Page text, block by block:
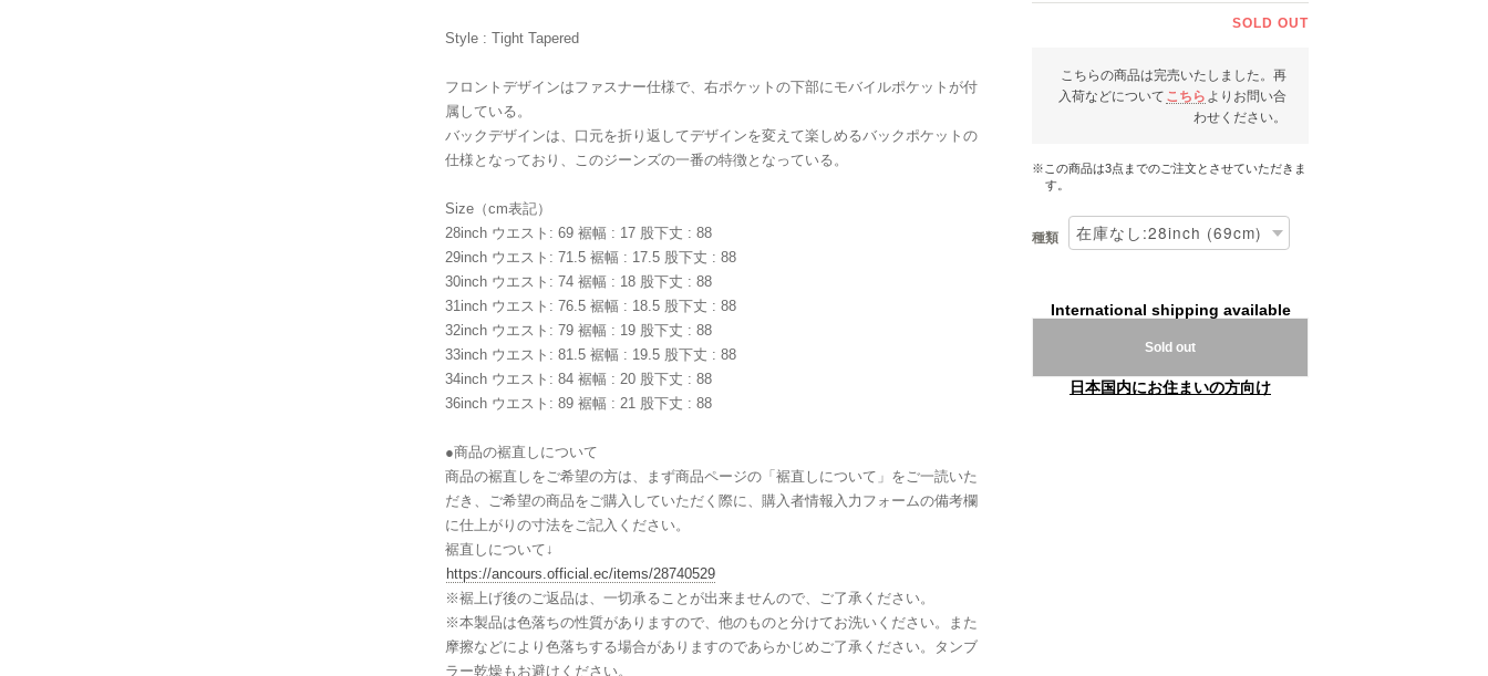
Style : Tight Tapered
フロントデザインはファスナー仕様で、右ポケットの下部にモバイルポケットが付
属している。
バックデザインは、口元を折り返してデザインを変えて楽しめるバックポケットの
仕様となっており、このジーンズの一番の特徴となっている。
Size（cm表記）
28inch ウエスト: 69 裾幅 : 17 股下丈 : 88
29inch ウエスト: 71.5 裾幅 : 17.5 股下丈 : 88
30inch ウエスト: 74 裾幅 : 18 股下丈 : 88
31inch ウエスト: 76.5 裾幅 : 18.5 股下丈 : 88
32inch ウエスト: 79 裾幅 : 19 股下丈 : 88
33inch ウエスト: 81.5 裾幅 : 19.5 股下丈 : 88
34inch ウエスト: 84 裾幅 : 20 股下丈 : 88
36inch ウエスト: 89 裾幅 : 21 股下丈 : 88
●商品の裾直しについて
商品の裾直しをご希望の方は、まず商品ページの「裾直しについて」をご一読いた
だき、ご希望の商品をご購入していただく際に、購入者情報入力フォームの備考欄
に仕上がりの寸法をご記入ください。
裾直しについて↓
https://ancours.official.ec/items/28740529
※裾上げ後のご返品は、一切承ることが出来ませんので、ご了承ください。
※本製品は色落ちの性質がありますので、他のものと分けてお洗いください。また
摩擦などにより色落ちする場合がありますのであらかじめご了承ください。タンブ
ラー乾燥もお避けください。
SOLD OUT
こちらの商品は完売いたしました。再
入荷などについて こちら よりお問い合
わせください。
※この商品は3点までのご注文とさせていただきま
す。
種類
International shipping available
Sold out
日本国内にお住まいの方向け